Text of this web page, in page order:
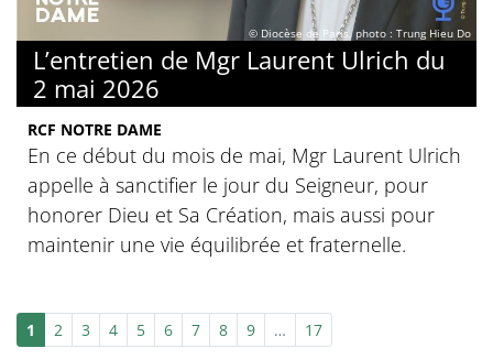
© Diocèse de Paris, photo : Trung Hieu Do
L’entretien de Mgr Laurent Ulrich du
2 mai 2026
RCF NOTRE DAME
En ce début du mois de mai, Mgr Laurent Ulrich
appelle à sanctifier le jour du Seigneur, pour
honorer Dieu et Sa Création, mais aussi pour
maintenir une vie équilibrée et fraternelle.
1 2 3 4 5 6 7 8 9 … 17